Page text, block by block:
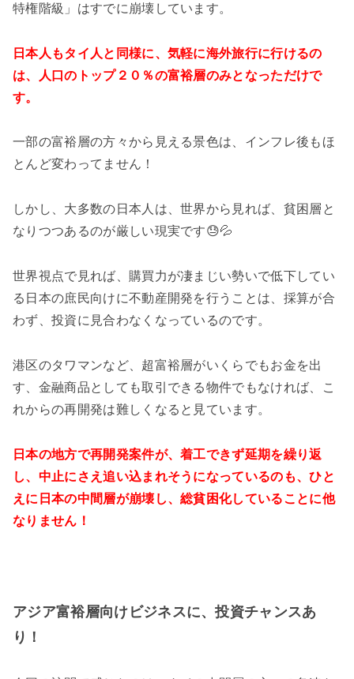
特権階級」はすでに崩壊しています。
日本人もタイ人と同様に、気軽に海外旅行に行けるの
は、人口のトップ２０％の富裕層のみとなっただけで
す。
一部の富裕層の方々から見える景色は、インフレ後もほ
とんど変わってません！
しかし、大多数の日本人は、世界から見れば、貧困層と
なりつつあるのが厳しい現実です😓💦
世界視点で見れば、購買力が凄まじい勢いで低下してい
る日本の庶民向けに不動産開発を行うことは、採算が合
わず、投資に見合わなくなっているのです。
港区のタワマンなど、超富裕層がいくらでもお金を出
す、金融商品としても取引できる物件でもなければ、こ
れからの再開発は難しくなると見ています。
日本の地方で再開発案件が、着工できず延期を繰り返
し、中止にさえ追い込まれそうになっているのも、ひと
えに日本の中間層が崩壊し、総貧困化していることに他
なりません！
アジア富裕層向けビジネスに、投資チャンスあ
り！